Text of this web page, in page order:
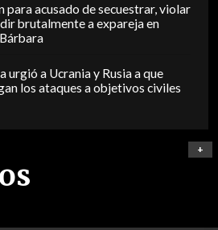
para acusado de secuestrar, violar
brutalmente a expareja en
urgió a Ucrania y Rusia a que
los ataques a objetivos civiles
+